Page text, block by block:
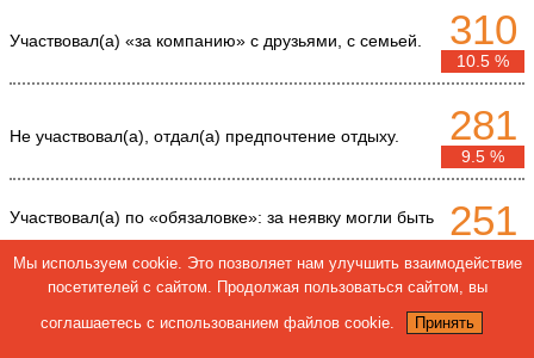
Участвовал(а) «за компанию» с друзьями, с семьей. 310
10.5 %
Не участвовал(а), отдал(а) предпочтение отдыху. 281
9.5 %
Участвовал(а) по «обязаловке»: за неявку могли быть
неприятности на работе.
251
Не участвовал(а) из-за форс-мажорных
235
Мы используем cookie. Это позволяет нам улучшить взаимодействие
посетителей с сайтом. Продолжая пользоваться сайтом, вы
соглашаетесь с использованием файлов cookie.
Принять